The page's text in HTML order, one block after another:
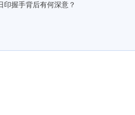
印握手背后有何深意？